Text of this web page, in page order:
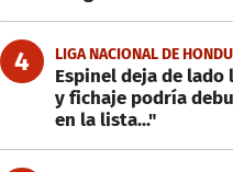
4 LIGA NACIONAL DE
Espinel deja de lado
y fichaje podría
en la lista..."